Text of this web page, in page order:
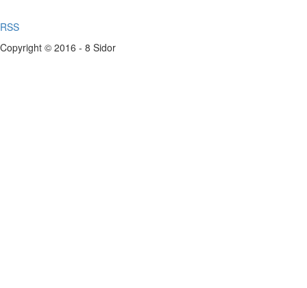
RSS
Copyright © 2016 - 8 Sidor